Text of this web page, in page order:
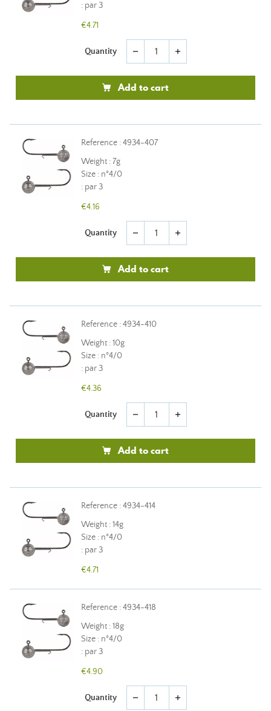
: par 3
€4.71
Quantity remove add
Add to cart
Reference : 4934-407
Weight : 7g
Size : n°4/0
: par 3
€4.16
Quantity remove add
Add to cart
Reference : 4934-410
Weight : 10g
Size : n°4/0
: par 3
€4.36
Quantity remove add
Add to cart
Reference : 4934-414
Weight : 14g
Size : n°4/0
: par 3
€4.71
Reference : 4934-418
Weight : 18g
Size : n°4/0
: par 3
€4.90
Quantity remove add